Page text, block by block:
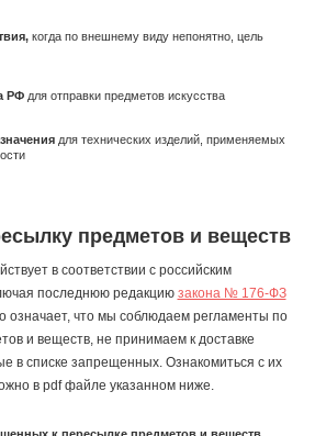
когда по внешнему виду непонятно, цель
РФ для отправки предметов искусства
для технических изделий, применяемых
предметов и веществ
в соответствии с российским
последнюю редакцию закона № 176-ФЗ
означает, что мы соблюдаем регламенты по
и веществ, не принимаем к доставке
в списке запрещенных. Ознакомиться с их
в pdf файле указанном ниже.
к пересылке предметов и веществ